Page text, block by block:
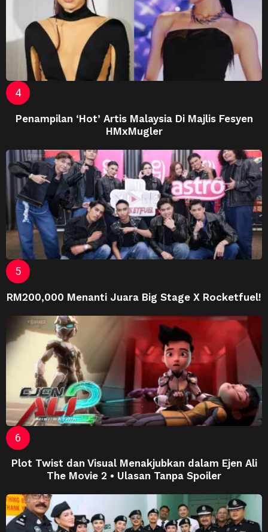
Penampilan ‘Hot’ Artis Malaysia Di Majlis Fesyen
HMxMugler
RM200,000 Menanti Juara Big Stage X Rocketfuel!
Plot Twist dan Visual Menakjubkan dalam Ejen Ali
The Movie 2 • Ulasan Tanpa Spoiler